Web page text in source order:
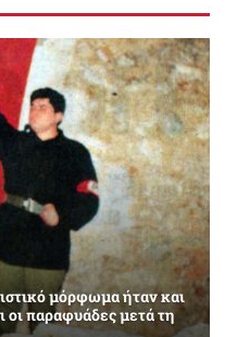
μόρφωμα ήταν και
οι παραφυάδες μετά τη